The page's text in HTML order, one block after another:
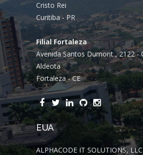
Cristo Rei
Curitiba - PR
Filial Fortaleza
Avenida Santos Dumont , 2122 -
Aldeota
Fortaleza - CE
EUA
ALPHACODE IT SOLUTIONS, LLC